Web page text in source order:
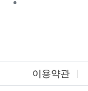
이용약관